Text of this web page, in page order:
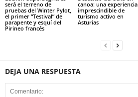
será el terreno de
pruebas del Winter Pylot,
el primer “Testival” de
parapente y esquí del
Pirineo francés
canoa: una experiencia
imprescindible de
turismo activo en
Asturias
DEJA UNA RESPUESTA